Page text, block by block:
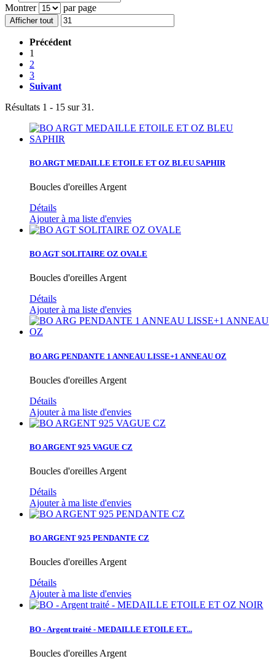
Montrer
par page
Afficher tout
Précédent
1
2
3
Suivant
Résultats 1 - 15 sur 31.
BO ARGT MEDAILLE ETOILE ET OZ BLEU SAPHIR
Boucles d'oreilles Argent
Détails
Ajouter à ma liste d'envies
BO AGT SOLITAIRE OZ OVALE
Boucles d'oreilles Argent
Détails
Ajouter à ma liste d'envies
BO ARG PENDANTE 1 ANNEAU LISSE+1 ANNEAU OZ
Boucles d'oreilles Argent
Détails
Ajouter à ma liste d'envies
BO ARGENT 925 VAGUE CZ
Boucles d'oreilles Argent
Détails
Ajouter à ma liste d'envies
BO ARGENT 925 PENDANTE CZ
Boucles d'oreilles Argent
Détails
Ajouter à ma liste d'envies
BO - Argent traité - MEDAILLE ETOILE ET...
Boucles d'oreilles Argent